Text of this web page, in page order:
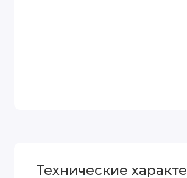
Технические